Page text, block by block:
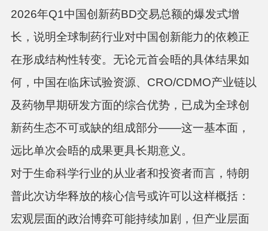
2026年Q1中国创新药BD交易总额的爆发式增
长，说明全球制药行业对中国创新能力的依赖正
在形成结构性转变。无论元首会晤的具体结果如
何， 中国在临床试验资源、CRO/CDMO产业链以
及药物早期研发方面的综合优势，已成为全球创
新药生态不可或缺的组成部分——这一基本面，
远比单次会晤的成果更具长期意义。
对于生命科学行业的从业者和投资者而言，特朗
普此次访华释放的核心信号或许可以这样概括：
宏观层面的政治博弈可能持续加剧，但产业层面